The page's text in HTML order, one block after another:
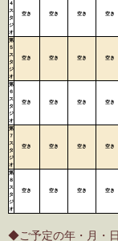
４
ス
タ
ジ
オ
空き 空き 空き 空き
第
５
ス
タ
ジ
オ
空き 空き 空き 空き
第
６
ス
タ
ジ
オ
空き 空き 空き 空き
第
７
ス
タ
ジ
オ
空き 空き 空き 空き
第
８
ス
タ
ジ
オ
空き 空き 空き 空き
◆ご予定の年・月・